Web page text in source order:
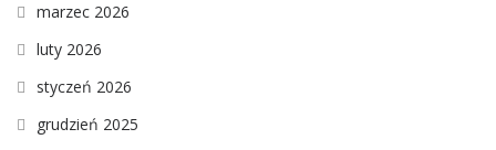
marzec 2026
luty 2026
styczeń 2026
grudzień 2025